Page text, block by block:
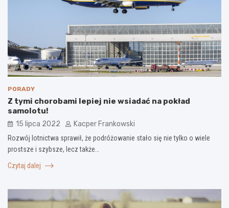
PORADY
Z tymi chorobami lepiej nie wsiadać na pokład
samolotu!
15 lipca 2022 Kacper Frankowski
Rozwój lotnictwa sprawił, że podróżowanie stało się nie tylko o wiele
prostsze i szybsze, lecz także…
Czytaj dalej